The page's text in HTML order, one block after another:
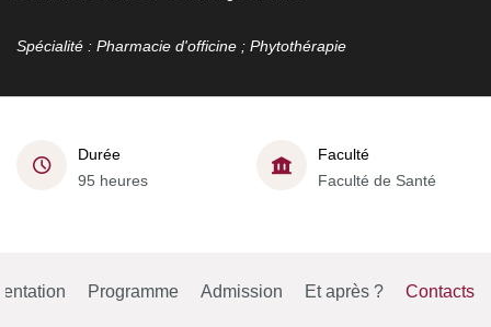
Spécialité : Pharmacie d'officine ; Phytothérapie
Durée
95 heures
Faculté
Faculté de Santé
Programme Admission Et après ? Contacts